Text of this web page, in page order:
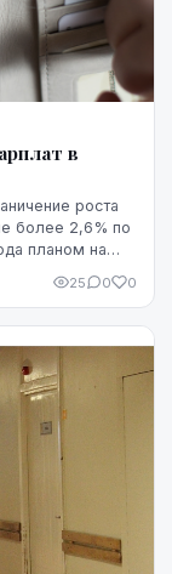
в
роста
более 2,6% по
планом на
25 0 0